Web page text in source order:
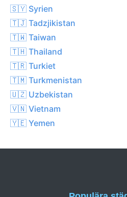
🇸🇾 Syrien
🇹🇯 Tadzjikistan
🇹🇼 Taiwan
🇹🇭 Thailand
🇹🇷 Turkiet
🇹🇲 Turkmenistan
🇺🇿 Uzbekistan
🇻🇳 Vietnam
🇾🇪 Yemen